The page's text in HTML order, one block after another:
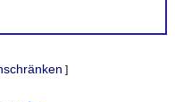
]